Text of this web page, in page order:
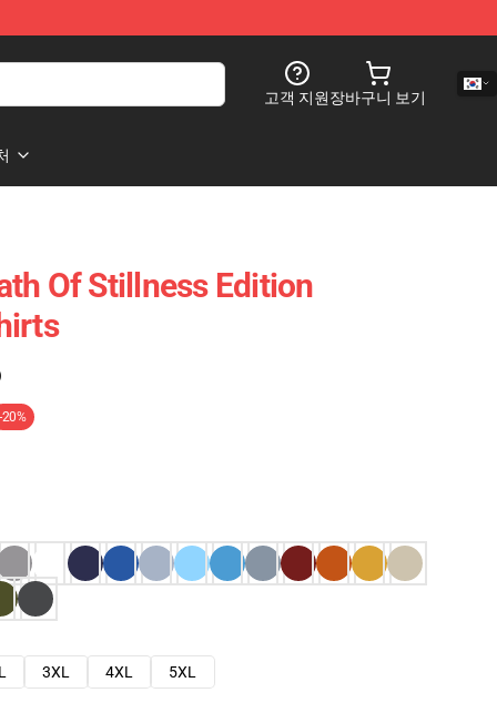
고객 지원장바구니 보기
Of Stillness Edition
-20%
3XL 4XL 5XL